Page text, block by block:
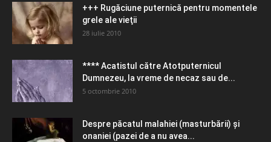
+++ Rugăciune puternică pentru momentele
grele ale vieţii
28 iulie 2010
**** Acatistul către Atotputernicul
Dumnezeu, la vreme de necaz sau de...
5 octombrie 2010
Despre păcatul malahiei (masturbării) şi
onaniei (pazei de a nu avea...